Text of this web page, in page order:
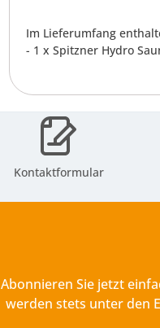
Im Lieferumfang
- 1 x Spitzner Hydro
Kontaktformular
Abonnieren Sie jetzt
werden stets unter den